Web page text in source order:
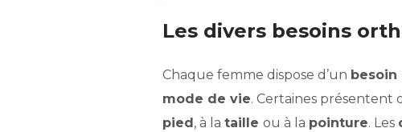
Les divers besoins
Chaque femme dispose d’un
mode de vie. Certaines présentent
pied , à la taille ou à la pointure. Les